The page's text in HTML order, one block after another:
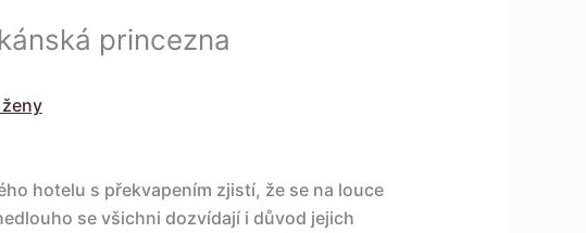
princezna
hotelu s překvapením zjistí, že se na louce
se všichni dozvídají i důvod jejich